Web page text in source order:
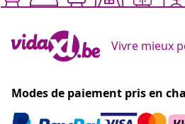
Vivre mieux
Modes de paiement pris en